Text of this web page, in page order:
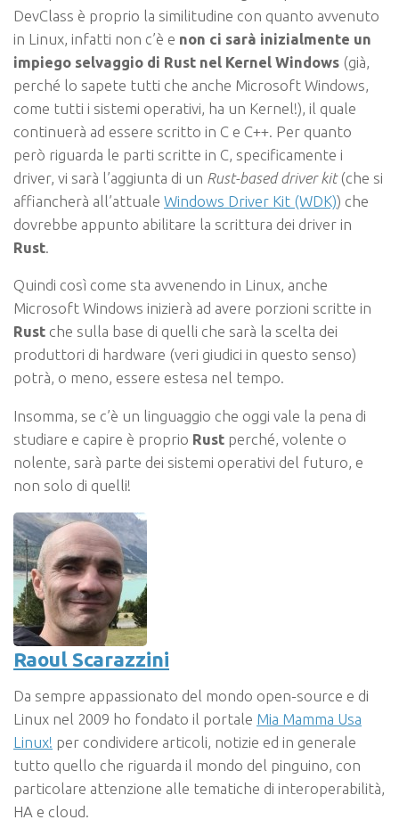
DevClass è proprio la similitudine con quanto avvenuto
in Linux, infatti non c’è e non ci sarà inizialmente un
impiego selvaggio di Rust nel Kernel Windows (già,
perché lo sapete tutti che anche Microsoft Windows,
come tutti i sistemi operativi, ha un Kernel!), il quale
continuerà ad essere scritto in C e C++. Per quanto
però riguarda le parti scritte in C, specificamente i
driver, vi sarà l’aggiunta di un Rust-based driver kit(che si
affiancherà all’attuale Windows Driver Kit (WDK)) che
dovrebbe appunto abilitare la scrittura dei driver in
Rust
Quindi così come sta avvenendo in Linux, anche
Microsoft Windows inizierà ad avere porzioni scritte in
Rust che sulla base di quelli che sarà la scelta dei
produttori di hardware (veri giudici in questo senso)
potrà, o meno, essere estesa nel tempo.
Insomma, se c’è un linguaggio che oggi vale la pena di
studiare e capire è proprio Rust perché, volente o
nolente, sarà parte dei sistemi operativi del futuro, e
non solo di quelli!
Raoul Scarazzini
Da sempre appassionato del mondo open-source e di
Linux nel 2009 ho fondato il portale Mia Mamma Usa
Linux! per condividere articoli, notizie ed in generale
tutto quello che riguarda il mondo del pinguino, con
particolare attenzione alle tematiche di interoperabilità,
HA e cloud.